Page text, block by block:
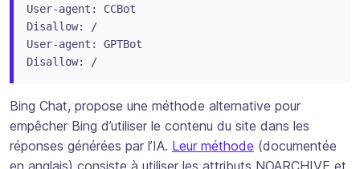
User-agent: CCBot
Disallow: /
User-agent: GPTBot
Disallow: /
Bing Chat, propose une méthode alternative pour
empêcher Bing d’utiliser le contenu du site dans les
réponses générées par l’IA. Leur méthode (documentée
en anglais) consiste à utiliser les attributs NOARCHIVE et